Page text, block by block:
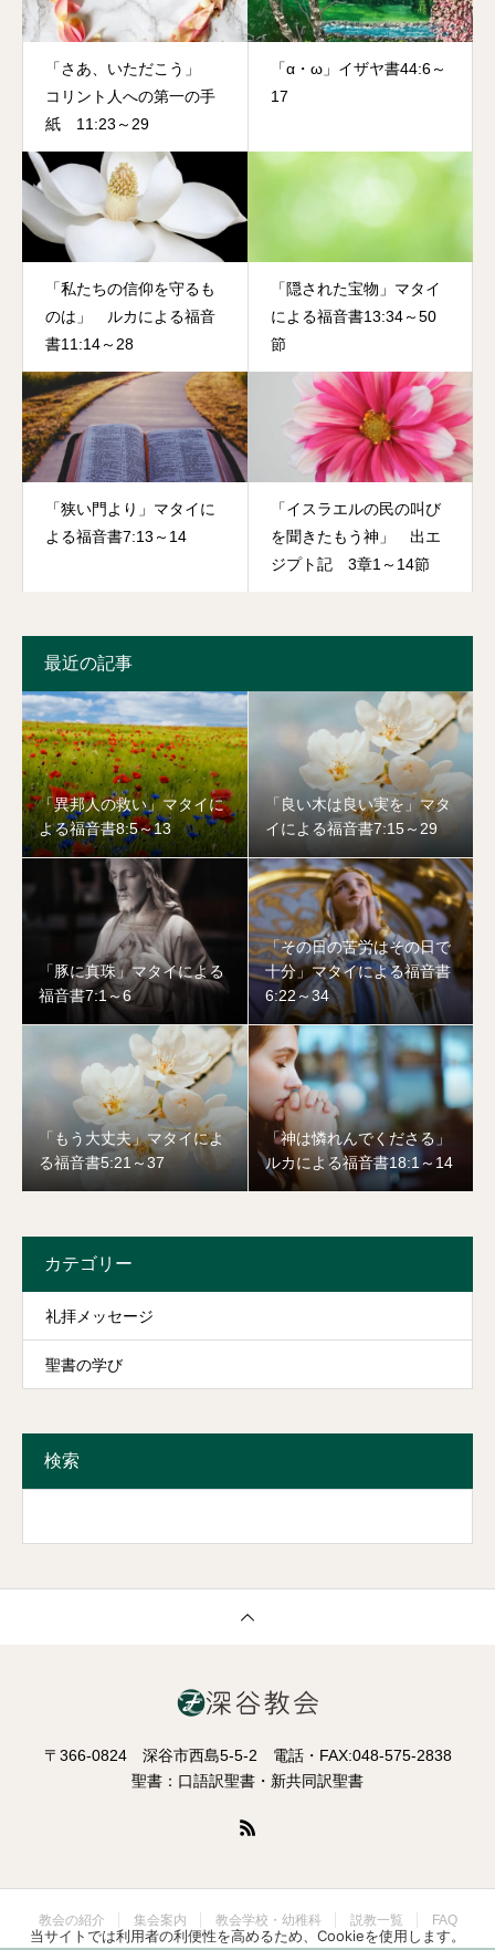
「さあ、いただこう」
コリント人への第一の手
紙 11:23～29
「α・ω」イザヤ書44:6～
17
「私たちの信仰を守るも
のは」 ルカによる福音
書11:14～28
「隠された宝物」マタイ
による福音書13:34～50
節
「狭い門より」マタイに
よる福音書7:13～14
「イスラエルの民の叫び
を聞きたもう神」 出エ
ジプト記 3章1～14節
最近の記事
「異邦人の救い」マタイに
よる福音書8:5～13
「良い木は良い実を」マタ
イによる福音書7:15～29
「豚に真珠」マタイによる
福音書7:1～6
「その日の苦労はその日で
十分」マタイによる福音書
6:22～34
「もう大丈夫」マタイによ
る福音書5:21～37
「神は憐れんでくださる」
ルカによる福音書18:1～14
カテゴリー
礼拝メッセージ
聖書の学び
検索
〒366-0824 深谷市西島5-5-2 電話・FAX:048-575-2838
聖書：口語訳聖書・新共同訳聖書
教会の紹介 集会案内 教会学校・幼稚科 説教一覧 FAQ
当サイトでは利用者の利便性を高めるため、Cookieを使用します。